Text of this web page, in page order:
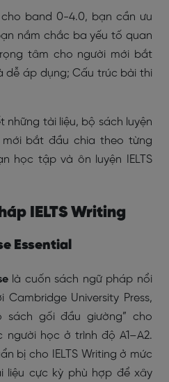
band 0-4.0, bạn cần ưu
nắm chắc ba yếu tố quan
tâm cho người mới bắt
dễ áp dụng; Cấu trúc bài thi
những tài liệu, bộ sách luyện
mới bắt đầu chia theo từng
học tập và ôn luyện IELTS
IELTS Writing
Essential
là cuốn sách ngữ pháp nổi
University Press,
sách gối đầu giường” cho
học ở trình độ A1–A2.
bị cho IELTS Writing ở mức
liệu cực kỳ phù hợp để xây